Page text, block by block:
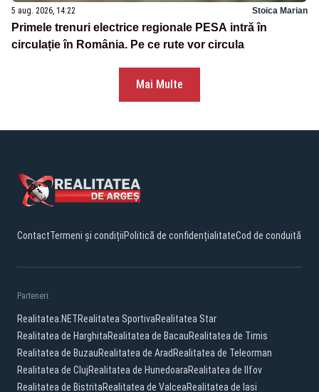
5 aug. 2026, 14:22 Stoica Marian
Primele trenuri electrice regionale PESA intră în
circulație în România. Pe ce rute vor circula
Mai Multe
ContactTermeni și condițiiPolitică de confidențialitateCod de conduită
Parteneri:
Realitatea.NETRealitatea SportivaRealitatea Star
Realitatea de HarghitaRealitatea de BacauRealitatea de Timis
Realitatea de BuzauRealitatea de Arad Realitatea de Teleorman
Realitatea de ClujRealitatea de HunedoaraRealitatea de Ilfov
Realitatea de BistritaRealitatea de ValceaRealitatea de Iasi